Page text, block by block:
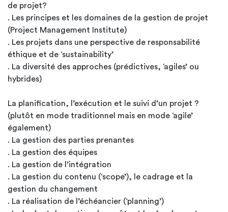
de projet?
. Les principes et les domaines de la gestion de projet
(Project Management Institute)
. Les projets dans une perspective de responsabilité
éthique et de ‘sustainability’
. La diversité des approches (prédictives, ‘agiles’ ou
hybrides)
La planification, l’exécution et le suivi d’un projet ?
(plutôt en mode traditionnel mais en mode ‘agile’
également)
. La gestion des parties prenantes
. La gestion des équipes
. La gestion de l’intégration
. La gestion du contenu (‘scope’), le cadrage et la
gestion du changement
. La réalisation de l’échéancier (‘planning’)